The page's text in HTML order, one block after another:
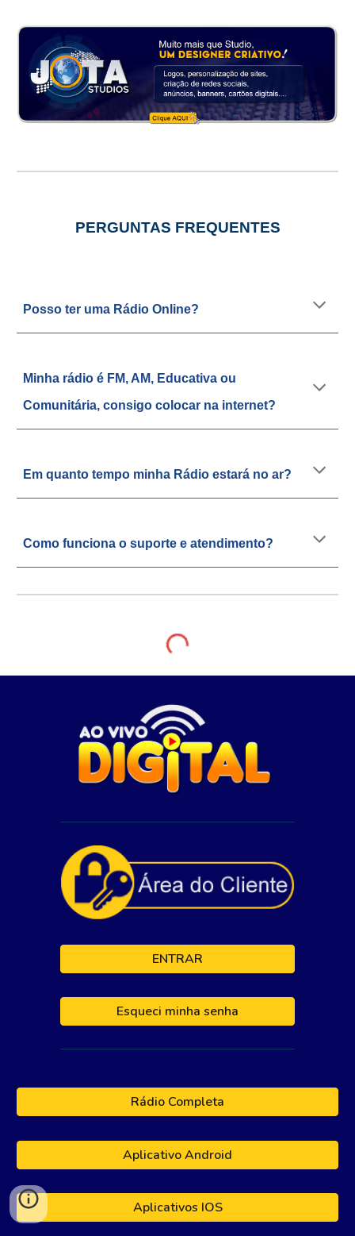
PERGUNTAS FREQUENTES
Posso ter uma Rádio Online?
Minha rádio é FM, AM, Educativa ou
Comunitária, consigo colocar na internet?
Em quanto tempo minha Rádio estará no ar?
Como funciona o suporte e atendimento?
ENTRAR
Esqueci minha senha
Rádio Completa
Aplicativo Android
Aplicativos IOS